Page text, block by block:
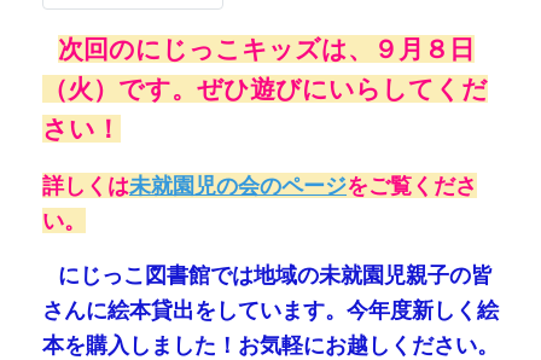
次回のにじっこキッズは、９ 月８ 日
（火）です。 ぜひ遊びにいらしてくだ
さい！
詳しくは未就園児の会のページをご覧くださ
い。
にじっこ図書館では地域の未就園児親子の皆
さんに絵本貸出をしています。今年度新しく絵
本を購入しました！お気軽にお越しください。